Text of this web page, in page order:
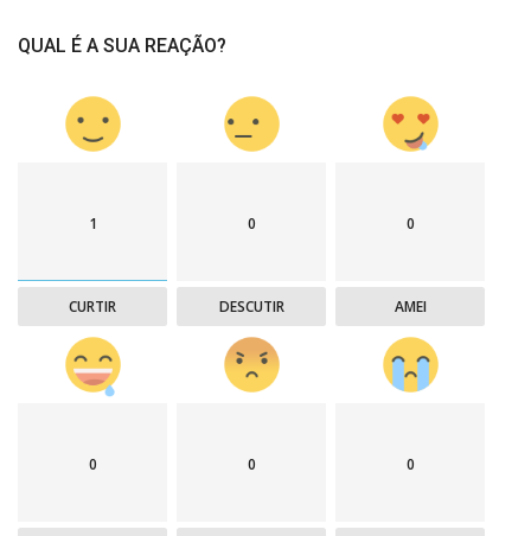
QUAL É A SUA REAÇÃO?
1
CURTIR
0
DESCUTIR
0
AMEI
0 0 0